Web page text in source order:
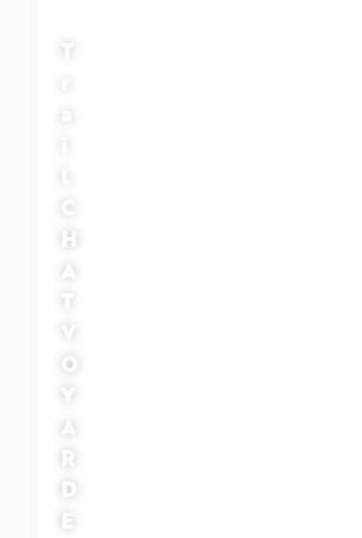
C
H
A
V
O
Y
A
R
D
E